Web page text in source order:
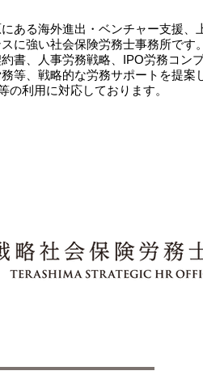
ある海外進出・ベンチャー支援、
に強い社会保険労務士事務所です
書、人事労務戦略、IPO労務コン
等、戦略的な労務サポートを提案
の利用に対応しております。